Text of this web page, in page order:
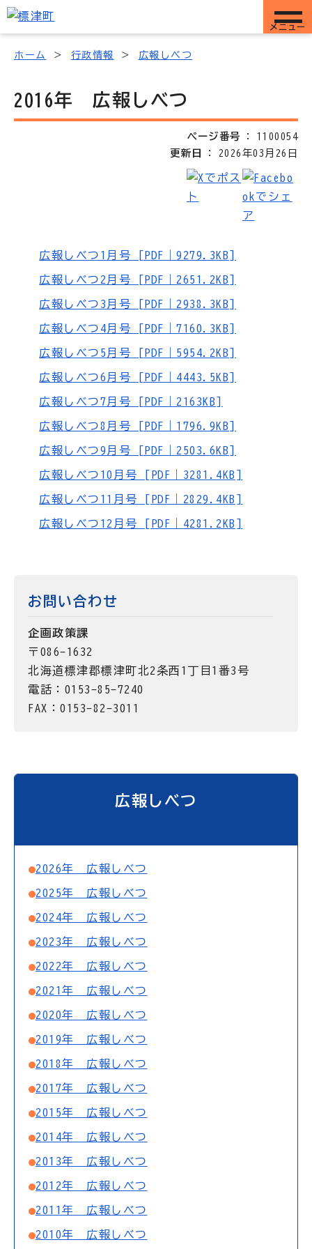
メニュー
ホーム 行政情報 広報しべつ
2016年 広報しべつ
ページ番号
1100054
更新日
2026年03月26日
広報しべつ1月号 [PDF｜9279.3KB]
広報しべつ2月号 [PDF｜2651.2KB]
広報しべつ3月号 [PDF｜2938.3KB]
広報しべつ4月号 [PDF｜7160.3KB]
広報しべつ5月号 [PDF｜5954.2KB]
広報しべつ6月号 [PDF｜4443.5KB]
広報しべつ7月号 [PDF｜2163KB]
広報しべつ8月号 [PDF｜1796.9KB]
広報しべつ9月号 [PDF｜2503.6KB]
広報しべつ10月号 [PDF｜3281.4KB]
広報しべつ11月号 [PDF｜2829.4KB]
広報しべつ12月号 [PDF｜4281.2KB]
お問い合わせ
企画政策課
〒086-1632
北海道標津郡標津町北2条西1丁目1番3号
電話：0153-85-7240
FAX：0153-82-3011
広報しべつ
2026年 広報しべつ
2025年 広報しべつ
2024年 広報しべつ
2023年 広報しべつ
2022年 広報しべつ
2021年 広報しべつ
2020年 広報しべつ
2019年 広報しべつ
2018年 広報しべつ
2017年 広報しべつ
2015年 広報しべつ
2014年 広報しべつ
2013年 広報しべつ
2012年 広報しべつ
2011年 広報しべつ
2010年 広報しべつ